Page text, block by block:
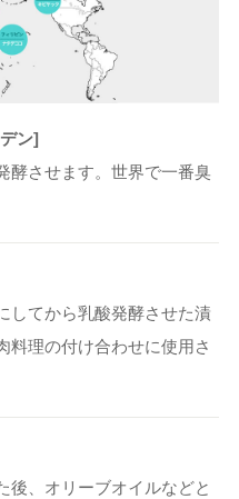
ン]
酵させます。世界で一番臭
してから乳酸発酵させた漬
料理の付け合わせに使用さ
後、オリーブオイルなどと